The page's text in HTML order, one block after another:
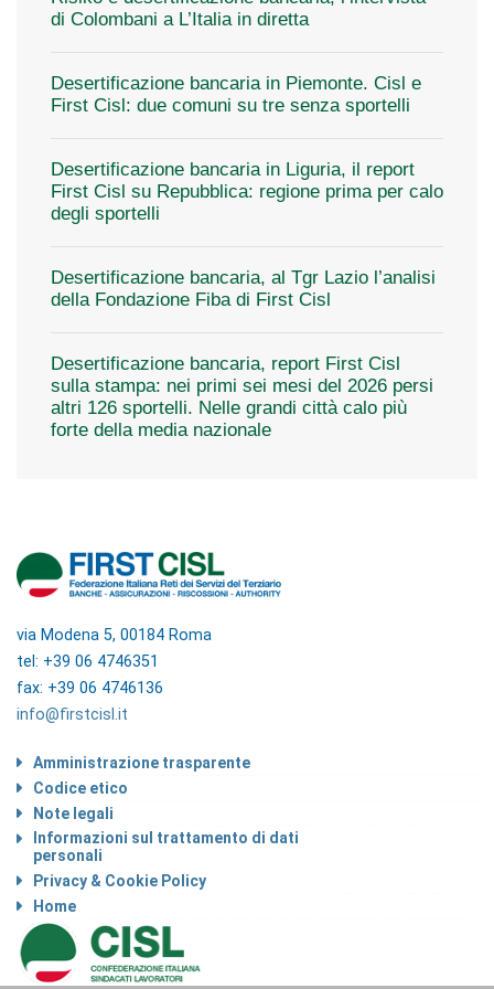
di Colombani a L’Italia in diretta
Desertificazione bancaria in Piemonte. Cisl e
First Cisl: due comuni su tre senza sportelli
Desertificazione bancaria in Liguria, il report
First Cisl su Repubblica: regione prima per calo
degli sportelli
Desertificazione bancaria, al Tgr Lazio l’analisi
della Fondazione Fiba di First Cisl
Desertificazione bancaria, report First Cisl
sulla stampa: nei primi sei mesi del 2026 persi
altri 126 sportelli. Nelle grandi città calo più
forte della media nazionale
via Modena 5, 00184 Roma
tel: +39 06 4746351
fax: +39 06 4746136
info@firstcisl.it
Amministrazione trasparente
Codice etico
Note legali
Informazioni sul trattamento di dati
personali
Privacy & Cookie Policy
Home